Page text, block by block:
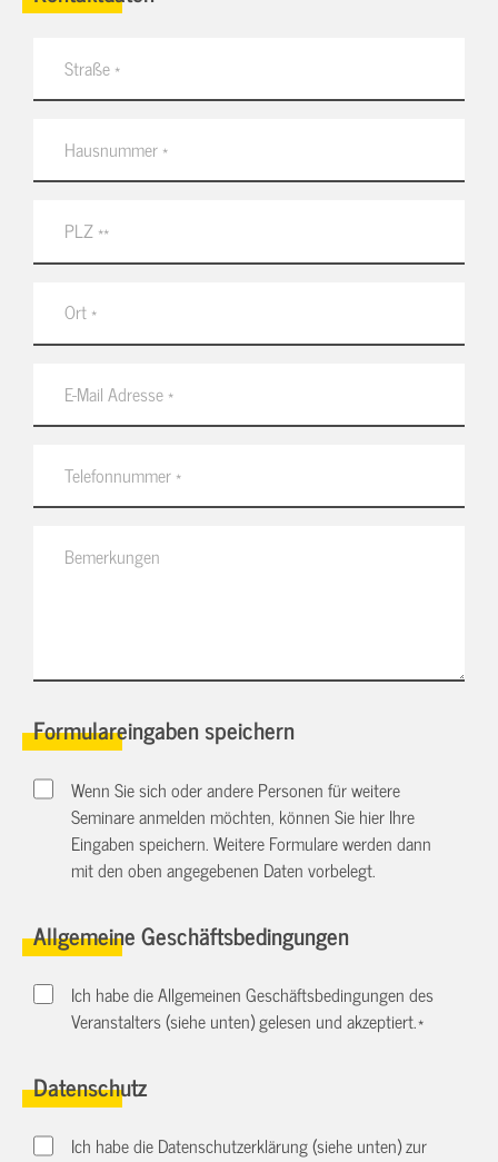
Formulareingaben speichern
Wenn Sie sich oder andere Personen für weitere
Seminare anmelden möchten, können Sie hier Ihre
Eingaben speichern. Weitere Formulare werden dann
mit den oben angegebenen Daten vorbelegt.
Allgemeine Geschäftsbedingungen
Ich habe die Allgemeinen Geschäftsbedingungen des
Veranstalters (siehe unten) gelesen und akzeptiert.*
Datenschutz
Ich habe die Datenschutzerklärung (siehe unten) zur